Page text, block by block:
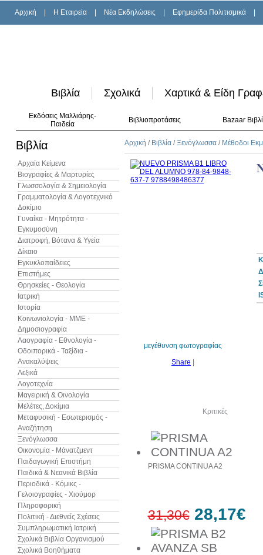
Αρχική H Εταιρεία Νέα Εκδηλώσεις Εφημερίδα Πολιτισμικά
Βιβλία Σχολικά Χαρτικά & Είδη
Εκδόσεις Μαλλιάρης-
Παιδεία
Βιβλιοπροτάσεις Bazaar
Βιβλία
Αρχαία Κείμενα
Βιογραφίες & Μαρτυρίες
Γλωσσολογία & Σημειολογία
Γραμματολογία & Λογοτεχνικό
Δοκίμιο
Γυναίκα - Μητρότητα -
Εγκυμοσύνη
Διατροφή, Βότανα & Υγεία
Δίκαιο
Εγκυκλοπαίδειες
Επιστήμες
Θρησκείες - Θεολογία
Ιατρική
Ιστορία
Κοινωνιολογία - ΜΜΕ -
Δημοσιογραφία
Λαογραφία - Εθνολογία -
Οδοιπορικά - Ταξίδια -
Ανακαλύψεις
Λεξικά
Λογοτεχνία
Μαγειρική & Οινολογία
Μελέτες, Δοκίμια
Μεταφυσική - Εσωτερισμός -
Αναζήτηση
Ξενόγλωσσα
Οικονομία - Μάνατζμεντ
Παιδαγωγική Επιστήμη
Παιδικά & Νεανικά Βιβλία
Περιοδικά - Κόμικς -
Γελοιογραφίες - Χιούμορ
Πληροφορική
Πολιτική - Διεθνείς Σχέσεις
Συμπληρωματική Ιατρική
Σχολικά Βιβλία Οργανισμού
Σχολικά Βοηθήματα
Αρχική / Βιβλία /Ξενόγλωσσα / Μέθοδοι
μεγέθυνση φωτογραφίας
Share
Κριτικές
PRISMA CONTINUA A2
31,30€ 28,17€